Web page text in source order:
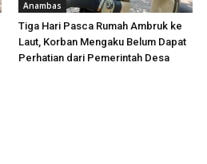
Anambas
Tiga Hari Pasca Rumah Ambruk ke
Laut, Korban Mengaku Belum Dapat
Perhatian dari Pemerintah Desa